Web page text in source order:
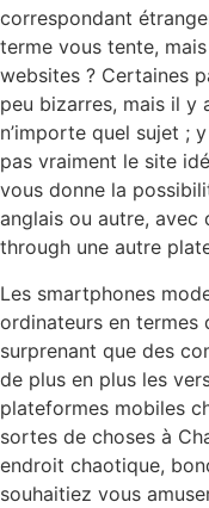
correspondant
terme vous tente,
websites ? Certaines
peu bizarres, mais il y
n’importe quel sujet ;
pas vraiment le site
vous donne la
anglais ou autre, avec
through une autre
Les smartphones
ordinateurs en termes
surprenant que des
de plus en plus les
plateformes mobiles
sortes de choses à
endroit chaotique,
souhaitiez vous